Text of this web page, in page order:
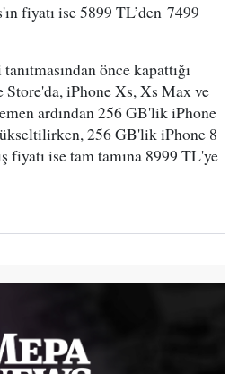
fiyatı ise 5899 TL’den 7499
önce kapattığı
Store'da, iPhone Xs, Xs Max ve
ardından 256 GB'lik iPhone
256 GB'lik iPhone 8
fiyatı ise tam tamına 8999 TL'ye